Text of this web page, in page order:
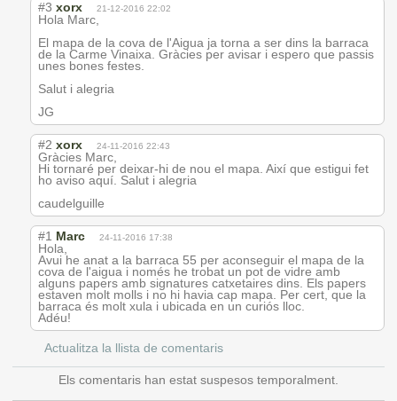
#3 xorx 21-12-2016 22:02
Hola Marc,
El mapa de la cova de l'Aigua ja torna a ser dins la barraca
de la Carme Vinaixa. Gràcies per avisar i espero que passis
unes bones festes.
Salut i alegria
JG
#2 xorx 24-11-2016 22:43
Gràcies Marc,
Hi tornaré per deixar-hi de nou el mapa. Així que estigui fet
ho aviso aquí. Salut i alegria
caudelguille
#1 Marc 24-11-2016 17:38
Hola,
Avui he anat a la barraca 55 per aconseguir el mapa de la
cova de l'aigua i només he trobat un pot de vidre amb
alguns papers amb signatures catxetaires dins. Els papers
estaven molt molls i no hi havia cap mapa. Per cert, que la
barraca és molt xula i ubicada en un curiós lloc.
Adéu!
Actualitza la llista de comentaris
Els comentaris han estat suspesos temporalment.